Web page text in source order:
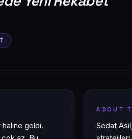
geldi.
ABOUT
Sedat